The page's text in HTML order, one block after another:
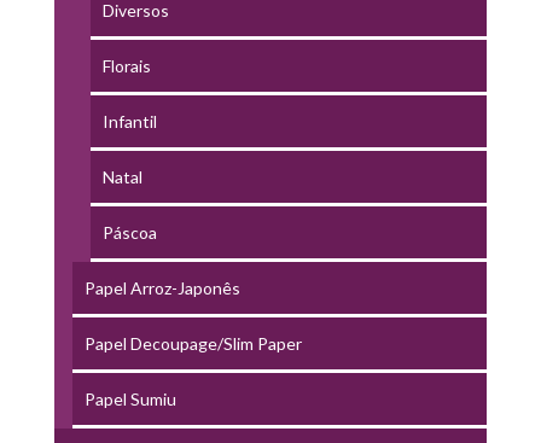
Diversos
Florais
Infantil
Natal
Páscoa
Papel Arroz-Japonês
Papel Decoupage/Slim Paper
Papel Sumiu